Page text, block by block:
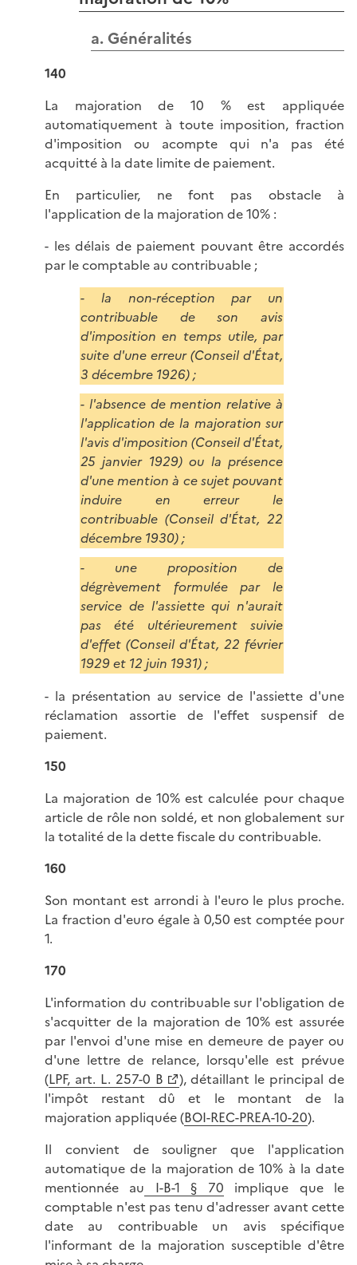
a. Généralités
140
La majoration de 10 % est appliquée
automatiquement à toute imposition, fraction
d'imposition ou acompte qui n'a pas été
acquitté à la date limite de paiement.
En particulier, ne font pas obstacle à
l'application de la majoration de 10% :
- les délais de paiement pouvant être accordés
par le comptable au contribuable ;
- la non-réception par un
contribuable de son avis
d'imposition en temps utile, par
suite d'une erreur (Conseil d'État,
3 décembre 1926) ;
- l'absence de mention relative à
l'application de la majoration sur
l'avis d'imposition (Conseil d'État,
25 janvier 1929) ou la présence
d'une mention à ce sujet pouvant
induire en erreur le
contribuable (Conseil d'État, 22
décembre 1930) ;
- une proposition de
dégrèvement formulée par le
service de l'assiette qui n'aurait
pas été ultérieurement suivie
d'effet (Conseil d'État, 22 février
1929 et 12 juin 1931) ;
- la présentation au service de l'assiette d'une
réclamation assortie de l'effet suspensif de
paiement.
150
La majoration de 10% est calculée pour chaque
article de rôle non soldé, et non globalement sur
la totalité de la dette fiscale du contribuable.
160
Son montant est arrondi à l'euro le plus proche.
La fraction d'euro égale à 0,50 est comptée pour
1.
170
L'information du contribuable sur l'obligation de
s'acquitter de la majoration de 10% est assurée
par l'envoi d'une mise en demeure de payer ou
d'une lettre de relance, lorsqu'elle est prévue
(LPF, art. L. 257-0 B
), détaillant le principal de
l'impôt restant dû et le montant de la
majoration appliquée (BOI-REC-PREA-10-20).
Il convient de souligner que l'application
automatique de la majoration de 10% à la date
mentionnée au I-B-1 § 70 implique que le
comptable n'est pas tenu d'adresser avant cette
date au contribuable un avis spécifique
l'informant de la majoration susceptible d'être